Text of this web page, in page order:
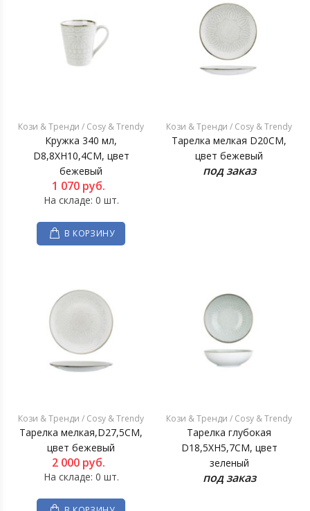
Кози & Тренди / Cosy & Trendy
Кружка 340 мл,
D8,8XH10,4CM, цвет
бежевый
1 070 руб.
На складе: 0 шт.
В КОРЗИНУ
Кози & Тренди / Cosy & Trendy
Тарелка мелкая D20CM,
цвет бежевый
под заказ
Кози & Тренди / Cosy & Trendy
Тарелка мелкая,D27,5CM,
цвет бежевый
2 000 руб.
На складе: 0 шт.
Кози & Тренди / Cosy & Trendy
Тарелка глубокая
D18,5XH5,7CM, цвет
зеленый
под заказ